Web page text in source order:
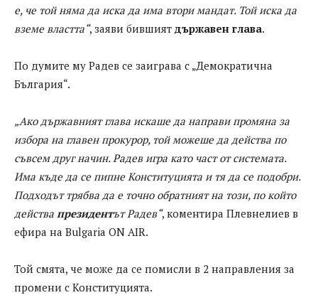
е, че той няма да иска да има втори мандат. Той иска да
вземе властта“, заяви бившият държавен глава.
По думите му Радев се заиграва с „Демократична
България“.
„Ако държавният глава искаше да направи промяна за
избора на главен прокурор, той можеше да действа по
съвсем друг начин. Радев игра като част от системата.
Има къде да се пипне Конституцията и тя да се подобри.
Подходът трябва да е точно обратният на този, по който
действа президентът Радев“, коментира Плевнелиев в
ефира на Bulgaria ON AIR.
Toй смята, че може да се помисли в 2 направления за
промени с Конституцията.